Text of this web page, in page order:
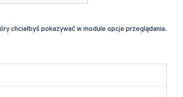
chciałbyś pokazywać w module opcje przeglądania.